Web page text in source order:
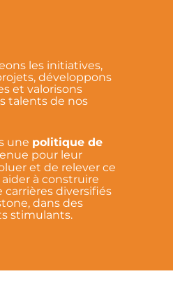
les initiatives,
développons
et valorisons
talents de nos
une politique de
pour leur
et de relever ce
à construire
carrières diversifiés
dans des
stimulants.